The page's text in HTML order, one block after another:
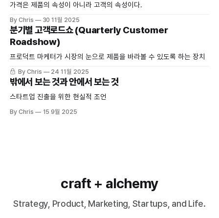
가격은 제품의 속성이 아니라 고객의 속성이다.
By Chris 30 11월 2025
분기별 고객로드쇼 (Quarterly Customer
Roadshow)
프로덕트 마케터가 시장의 눈으로 제품을 바라볼 수 있도록 하는 장치
By Chris 24 11월 2025
밖에서 보는 것과 안에서 보는 것
스타트업 진출을 위한 현실적 조언
By Chris 15 9월 2025
craft + alchemy
Strategy, Product, Marketing, Startups, and Life.